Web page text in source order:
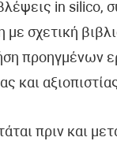
in silico,
σχετική
προηγμένων
και
πριν και